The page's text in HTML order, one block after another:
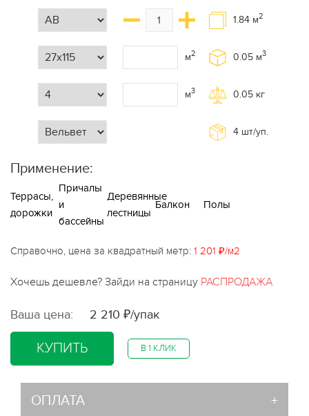
м2
м3
1.84 м2
0.05 м3
0.05 кг
4 шт/уп.
Применение:
Террасы,
дорожки
Причалы
и
бассейны
Деревянные
лестницы
Балкон Полы
Справочно, цена за квадратный метр: 1 201 ₽/м2
Хочешь дешевле? Зайди на страницу РАСПРОДАЖА
Ваша цена: 2 210 ₽/упак
КУПИТЬ В 1 КЛИК
ОПЛАТА